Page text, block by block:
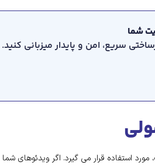
شما
سریع، امن و پایدار میزبانی کنید.
استفاده قرار می گیرد. اگر ویدئوهای شما